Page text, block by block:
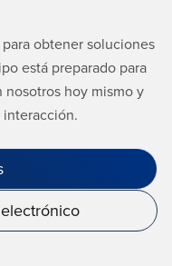
obtener soluciones
está preparado para
hoy mismo y